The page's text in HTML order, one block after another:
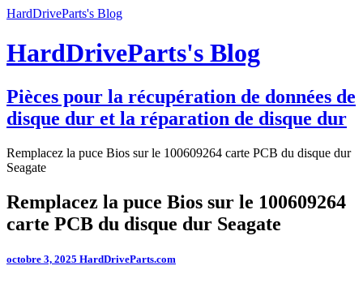
HardDriveParts's Blog
HardDriveParts's Blog
Pièces pour la récupération de données de
disque dur et la réparation de disque dur
Remplacez la puce Bios sur le 100609264 carte PCB du disque dur
Seagate
Remplacez la puce Bios sur le 100609264
carte PCB du disque dur Seagate
octobre 3, 2025 HardDriveParts.com